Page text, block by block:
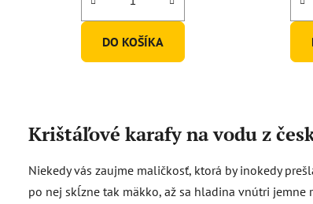
DO KOŠÍKA
Krištáľové karafy na vodu z
Niekedy vás zaujme maličkosť, ktorá by inokedy
po nej skĺzne tak mäkko, až sa hladina vnútri jemne